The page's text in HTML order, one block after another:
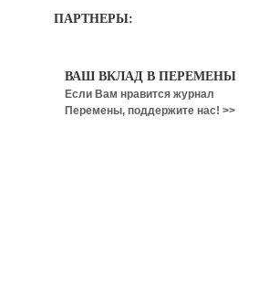
ПАРТНЕРЫ:
ВАШ ВКЛАД В ПЕРЕМЕНЫ
Если Вам нравится журнал
Перемены, поддержите нас! >>